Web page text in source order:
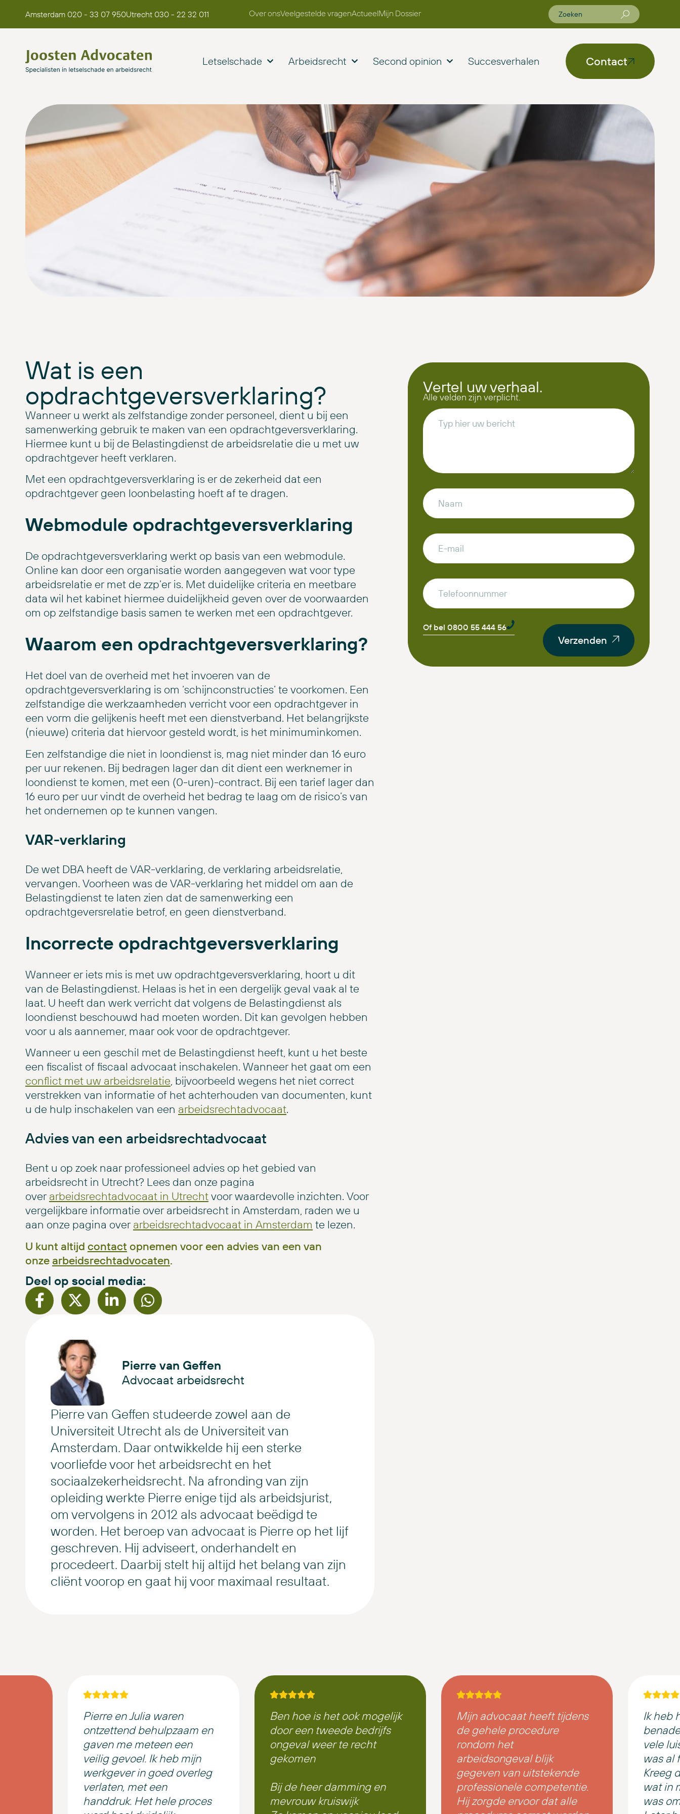
Amsterdam 020 - 33 07 950Utrecht 030 - 22 32 011 Over onsVeelgestelde vragenActueelMijn Dossier
Letselschade Arbeidsrecht Second opinion Succesverhalen Contact
Wat is een
opdrachtgeversverklaring?
Wanneer u werkt als zelfstandige zonder personeel, dient u bij een
samenwerking gebruik te maken van een opdrachtgeversverklaring.
Hiermee kunt u bij de Belastingdienst de arbeidsrelatie die u met uw
opdrachtgever heeft verklaren.
Met een opdrachtgeversverklaring is er de zekerheid dat een
opdrachtgever geen loonbelasting hoeft af te dragen.
Webmodule opdrachtgeversverklaring
De opdrachtgeversverklaring werkt op basis van een webmodule.
Online kan door een organisatie worden aangegeven wat voor type
arbeidsrelatie er met de zzp’er is. Met duidelijke criteria en meetbare
data wil het kabinet hiermee duidelijkheid geven over de voorwaarden
om op zelfstandige basis samen te werken met een opdrachtgever.
Waarom een opdrachtgeversverklaring?
Het doel van de overheid met het invoeren van de
opdrachtgeversverklaring is om ‘schijnconstructies’ te voorkomen. Een
zelfstandige die werkzaamheden verricht voor een opdrachtgever in
een vorm die gelijkenis heeft met een dienstverband. Het belangrijkste
(nieuwe) criteria dat hiervoor gesteld wordt, is het minimuminkomen.
Een zelfstandige die niet in loondienst is, mag niet minder dan 16 euro
per uur rekenen. Bij bedragen lager dan dit dient een werknemer in
loondienst te komen, met een (0-uren)-contract. Bij een tarief lager dan
16 euro per uur vindt de overheid het bedrag te laag om de risico’s van
het ondernemen op te kunnen vangen.
VAR-verklaring
De wet DBA heeft de VAR-verklaring, de verklaring arbeidsrelatie,
vervangen. Voorheen was de VAR-verklaring het middel om aan de
Belastingdienst te laten zien dat de samenwerking een
opdrachtgeversrelatie betrof, en geen dienstverband.
Incorrecte opdrachtgeversverklaring
Wanneer er iets mis is met uw opdrachtgeversverklaring, hoort u dit
van de Belastingdienst. Helaas is het in een dergelijk geval vaak al te
laat. U heeft dan werk verricht dat volgens de Belastingdienst als
loondienst beschouwd had moeten worden. Dit kan gevolgen hebben
voor u als aannemer, maar ook voor de opdrachtgever.
Wanneer u een geschil met de Belastingdienst heeft, kunt u het beste
een fiscalist of fiscaal advocaat inschakelen. Wanneer het gaat om een
conflict met uw arbeidsrelatie, bijvoorbeeld wegens het niet correct
verstrekken van informatie of het achterhouden van documenten, kunt
u de hulp inschakelen van een arbeidsrechtadvocaat.
Advies van een arbeidsrechtadvocaat
Bent u op zoek naar professioneel advies op het gebied van
arbeidsrecht in Utrecht? Lees dan onze pagina
overarbeidsrechtadvocaat in Utrechtvoor waardevolle inzichten. Voor
vergelijkbare informatie over arbeidsrecht in Amsterdam, raden we u
aan onze pagina overarbeidsrechtadvocaat in Amsterdam te lezen.
U kunt altijd contact opnemen voor een advies van een van
onze arbeidsrechtadvocaten.
Deel op social media:
Pierre van Geffen
Advocaat arbeidsrecht
Pierre van Geffen studeerde zowel aan de
Universiteit Utrecht als de Universiteit van
Amsterdam. Daar ontwikkelde hij een sterke
voorliefde voor het arbeidsrecht en het
sociaalzekerheidsrecht. Na afronding van zijn
opleiding werkte Pierre enige tijd als arbeidsjurist,
om vervolgens in 2012 als advocaat beëdigd te
worden. Het beroep van advocaat is Pierre op het lijf
geschreven. Hij adviseert, onderhandelt en
procedeert. Daarbij stelt hij altijd het belang van zijn
cliënt voorop en gaat hij voor maximaal resultaat.
Vertel uw verhaal.
Alle velden zijn verplicht.
Verzenden
Of bel 0800 55 444 56
Pierre en Julia waren
ontzettend behulpzaam en
gaven me meteen een
veilig gevoel. Ik heb mijn
werkgever in goed overleg
verlaten, met een
handdruk. Het hele proces
Ben hoe is het ook mogelijk
door een tweede bedrijfs
ongeval weer te recht
gekomen
Bij de heer damming en
mevrouw kruiswijk
Mijn advocaat heeft tijdens
de gehele procedure
rondom het
arbeidsongeval blijk
gegeven van uitstekende
professionele competentie.
Hij zorgde ervoor dat alle
Ik heb
vele
was al
Kreeg
wat in
was